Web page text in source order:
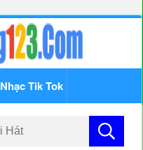
Nhạc Tik Tok